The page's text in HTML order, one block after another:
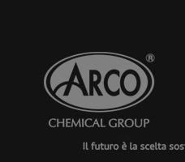
Per scaricare le schede di
necessario accedere al
account puoi effettuare la
ottenere le credenziali di